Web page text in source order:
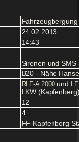
Fahrzeugbergung
24.02.2013
14:43
Sirenen und SMS
B20 - Nähe
RLF-A 2000 und
LKW
12
4
FF-Kapfenberg